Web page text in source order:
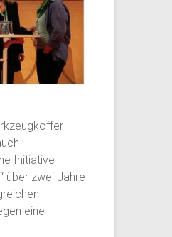
Initiative
über zwei Jahre
eine